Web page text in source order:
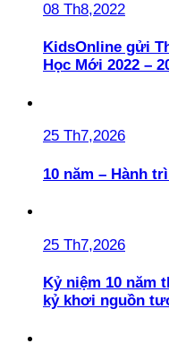
08 Th8,2022
KidsOnline gửi
Học Mới 2022 –
25 Th7,2026
10 năm – Hành
25 Th7,2026
Kỷ niệm 10 năm
kỷ khơi nguồn